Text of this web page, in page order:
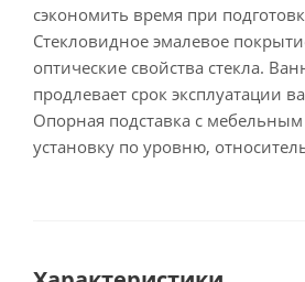
сэкономить время при
Стекловидное эмалевое
оптические свойства стекла.
продлевает срок эксплуатации
Опорная подставка с
установку по уровню,